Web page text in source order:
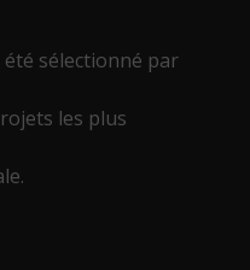
été sélectionné par
les plus